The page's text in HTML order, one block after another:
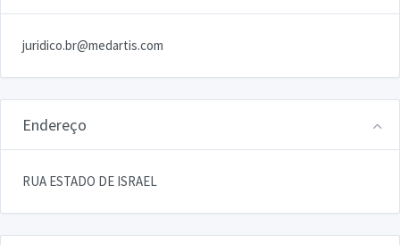
juridico.br@medartis.com
Endereço
RUA ESTADO DE ISRAEL